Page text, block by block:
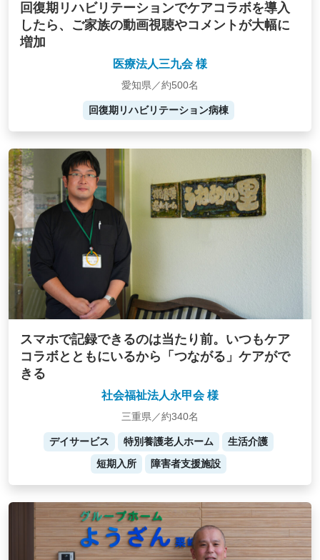
回復期リハビリテーションでケアコラボを導入
したら、ご家族の動画視聴やコメントが大幅に
増加
医療法人三九会 様
愛知県／約500名
回復期リハビリテーション病棟
スマホで記録できるのは当たり前。いつもケア
コラボとともにいるから「つながる」ケアがで
きる
社会福祉法人永甲会 様
三重県／約340名
デイサービス 特別養護老人ホーム
生活介護
短期入所
障害者支援施設